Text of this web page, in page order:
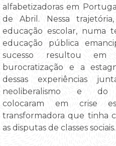
alfabetizadoras em
de Abril. Nessa
educação escolar, numa
educação pública
sucesso resultou em
burocratização e a
dessas experiências
neoliberalismo e do
colocaram em crise
transformadora que tinha
as disputas de classes sociais.